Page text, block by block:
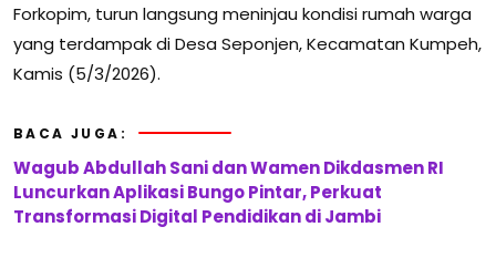
Forkopim, turun langsung meninjau kondisi rumah warga
yang terdampak di Desa Seponjen, Kecamatan Kumpeh,
Kamis (5/3/2026).
BACA JUGA:
Wagub Abdullah Sani dan Wamen Dikdasmen RI
Luncurkan Aplikasi Bungo Pintar, Perkuat
Transformasi Digital Pendidikan di Jambi